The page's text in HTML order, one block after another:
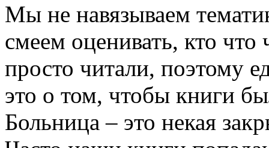
Мы не навязываем
смеем оценивать, кто
просто читали, поэтому
это о том, чтобы книги
Больница – это некая